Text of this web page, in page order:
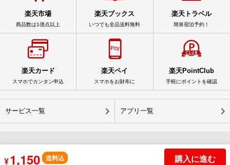
¥1,150 送料込 購入に進む
楽天市場
商品数は1億点以上
楽天ブックス
いつでも全品送料無料
楽天トラベル
簡単宿泊予約！
楽天カード
スマホでカンタン申込
楽天ペイ
スマホをお財布に
楽天PointClub
手軽にポイントを確認
サービス一覧 アプリ一覧